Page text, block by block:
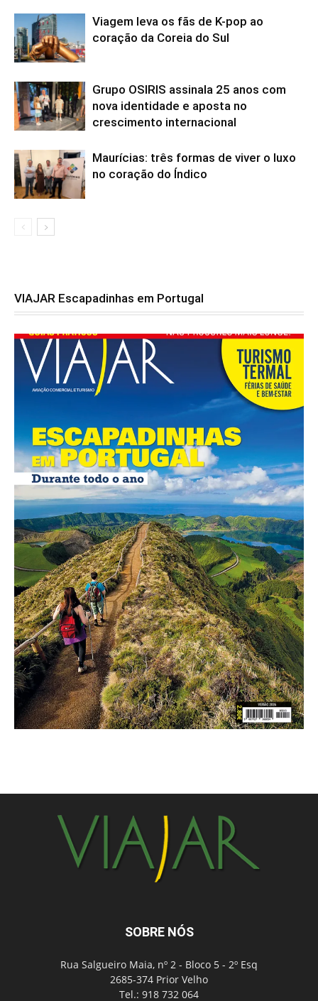
Viagem leva os fãs de K-pop ao
coração da Coreia do Sul
Grupo OSIRIS assinala 25 anos com
nova identidade e aposta no
crescimento internacional
Maurícias: três formas de viver o luxo
no coração do Índico
VIAJAR Escapadinhas em Portugal
SOBRE NÓS
Rua Salgueiro Maia, nº 2 - Bloco 5 - 2º Esq
2685-374 Prior Velho
Tel.: 918 732 064